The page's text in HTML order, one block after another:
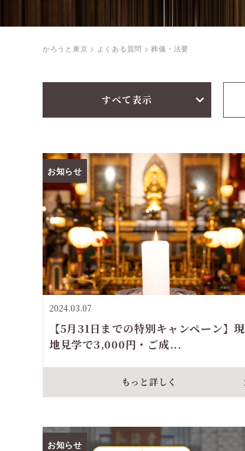
かろうと東京 > よくある質問 >葬儀・法要
すべて表示
お知らせ
2024.03.07
【5月31日までの特別キャンペーン】現
地見学で3,000円・ご成...
もっと詳しく
お知らせ